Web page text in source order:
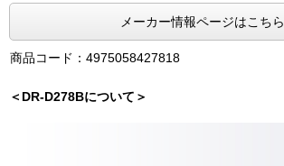
メーカー情報ページはこちら
商品コード：4975058427818
＜DR-D278Bについて＞